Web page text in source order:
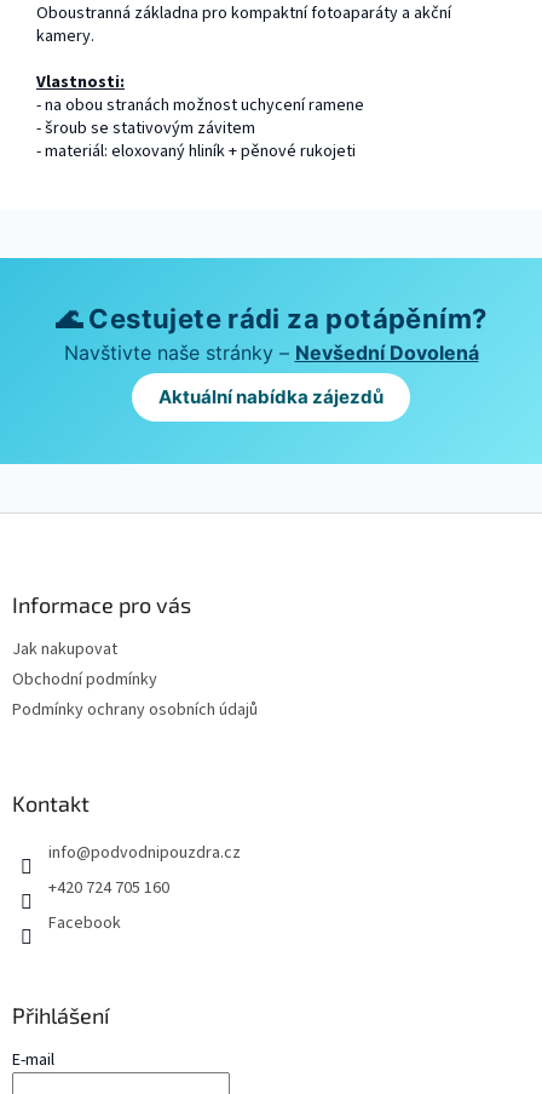
Oboustranná základna pro kompaktní fotoaparáty a akční
kamery.
Vlastnosti:
- na obou stranách možnost uchycení ramene
- šroub se stativovým závitem
- materiál: eloxovaný hliník + pěnové rukojeti
🌊 Cestujete rádi za potápěním?
Navštivte naše stránky – Nevšední Dovolená
Aktuální nabídka zájezdů
Informace pro vás
Jak nakupovat
Obchodní podmínky
Podmínky ochrany osobních údajů
Kontakt
info@podvodnipouzdra.cz
+420 724 705 160
Facebook
Přihlášení
E-mail